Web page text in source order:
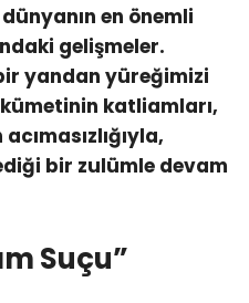
en önemli
gelişmeler.
yandan yüreğimizi
katliamları,
bir zulümle devam
Suçu”